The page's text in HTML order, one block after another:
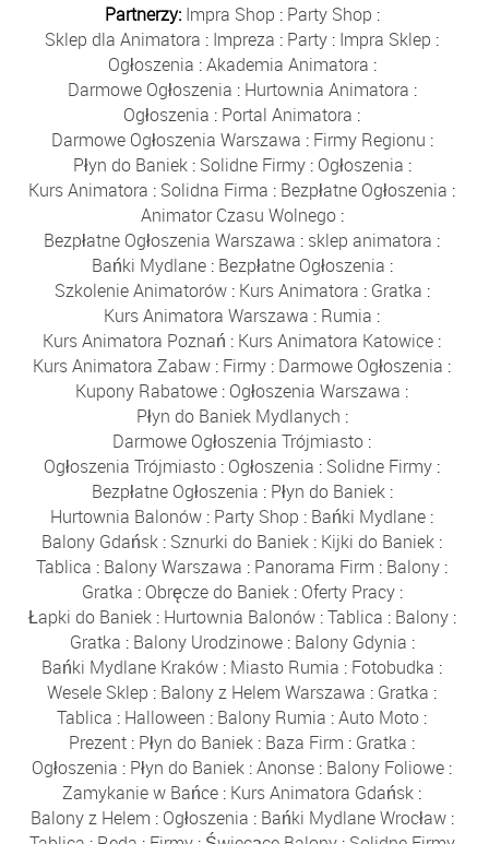
Partnerzy: Impra Shop : Party Shop :
Sklep dla Animatora : Impreza : Party : Impra Sklep :
Ogłoszenia :Akademia Animatora :
Darmowe Ogłoszenia : Hurtownia Animatora :
Ogłoszenia : Portal Animatora :
Darmowe Ogłoszenia Warszawa : Firmy Regionu :
Płyn do Baniek: Solidne Firmy: Ogłoszenia :
Kurs Animatora : Solidna Firma : Bezpłatne Ogłoszenia :
Animator Czasu Wolnego:
Bezpłatne Ogłoszenia Warszawa : sklep animatora :
Bańki Mydlane: Bezpłatne Ogłoszenia :
Szkolenie Animatorów: Kurs Animatora : Gratka :
Kurs Animatora Warszawa : Rumia :
Kurs Animatora Poznań : Kurs Animatora Katowice :
Kurs Animatora Zabaw : Firmy : Darmowe Ogłoszenia :
Kupony Rabatowe : Ogłoszenia Warszawa :
Płyn do Baniek Mydlanych :
Darmowe Ogłoszenia Trójmiasto :
Ogłoszenia Trójmiasto : Ogłoszenia : Solidne Firmy :
Bezpłatne Ogłoszenia : Płyn do Baniek:
Hurtownia Balonów : Party Shop : Bańki Mydlane :
Balony Gdańsk : Sznurki do Baniek : Kijki do Baniek :
Tablica : Balony Warszawa : Panorama Firm : Balony :
Gratka : Obręcze do Baniek: Oferty Pracy:
Łapki do Baniek: Hurtownia Balonów:Tablica : Balony:
Gratka : Balony Urodzinowe: Balony Gdynia :
Bańki Mydlane Kraków : Miasto Rumia : Fotobudka :
Wesele Sklep : Balony z Helem Warszawa : Gratka :
Tablica : Halloween : Balony Rumia :Auto Moto :
Prezent : Płyn do Baniek : Baza Firm : Gratka :
Ogłoszenia : Płyn do Baniek :Anonse : Balony Foliowe :
Zamykanie w Bańce : Kurs Animatora Gdańsk :
Balony z Helem : Ogłoszenia : Bańki Mydlane Wrocław: